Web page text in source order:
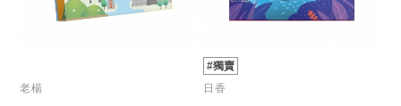
老楊
#獨賣
日香